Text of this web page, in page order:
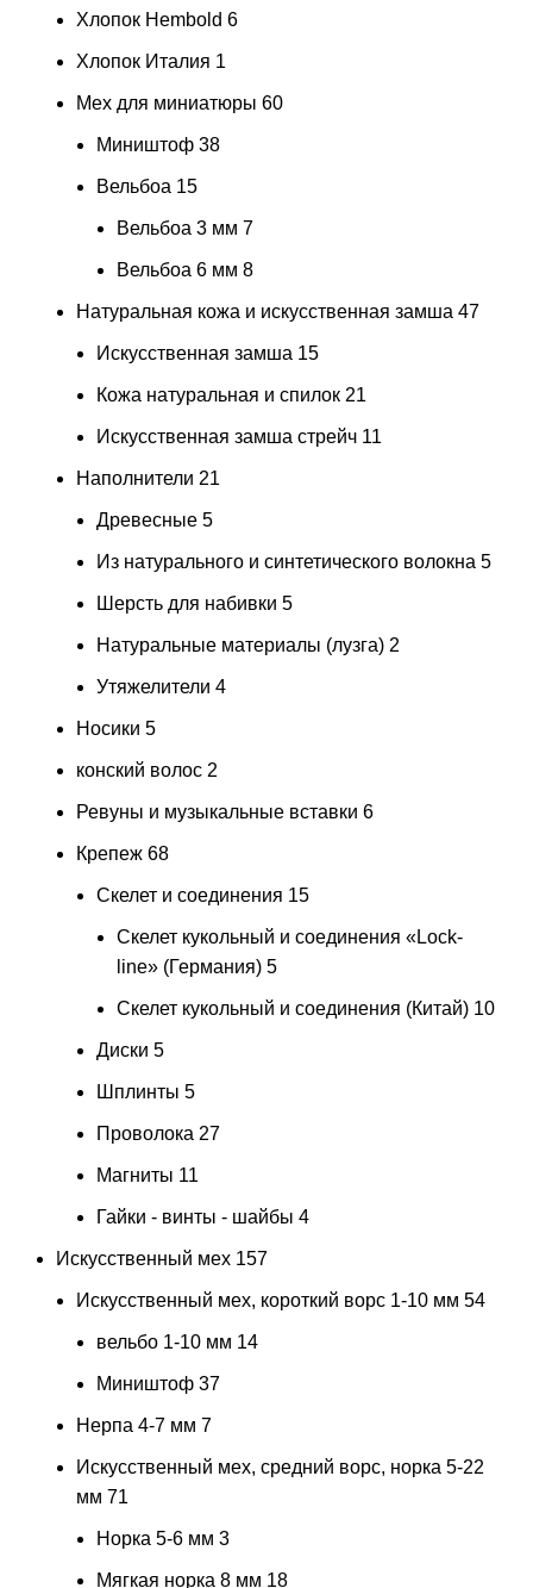
Хлопок Hembold 6
Хлопок Италия 1
Мех для миниатюры 60
Миништоф 38
Вельбоа 15
Вельбоа 3 мм 7
Вельбоа 6 мм 8
Натуральная кожа и искусственная замша 47
Искусственная замша 15
Кожа натуральная и спилок 21
Искусственная замша стрейч 11
Наполнители 21
Древесные 5
Из натурального и синтетического волокна 5
Шерсть для набивки 5
Натуральные материалы (лузга) 2
Утяжелители 4
Носики 5
конский волос 2
Ревуны и музыкальные вставки 6
Крепеж 68
Скелет и соединения 15
Скелет кукольный и соединения «Lock-
line» (Германия) 5
Скелет кукольный и соединения (Китай) 10
Диски 5
Шплинты 5
Проволока 27
Магниты 11
Гайки - винты - шайбы 4
Искусственный мех 157
Искусственный мех, короткий ворс 1-10 мм 54
вельбо 1-10 мм 14
Миништоф 37
Нерпа 4-7 мм 7
Искусственный мех, средний ворс, норка 5-22
мм 71
Норка 5-6 мм 3
Мягкая норка 8 мм 18